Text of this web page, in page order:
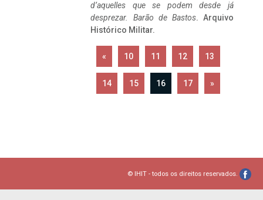
d’aquelles que se podem desde já
desprezar. Barão de Bastos. Arquivo
Histórico Militar.
« 10 11 12 13
14 15 16 17 »
© IHIT - todos os direitos reservados.